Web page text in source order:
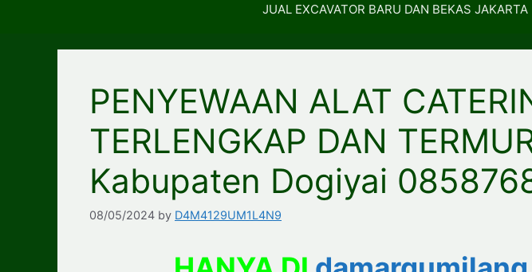
JUAL EXCAVATOR BARU DAN BEKAS JAKARTA
PENYEWAAN ALAT
TERLENGKAP DAN
Kabupaten Dogiyai
08/05/2024 by D4M4129UM1L4N9